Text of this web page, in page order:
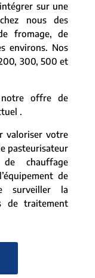
sur une
nous des
fromage, de
environs. Nos
300, 500 et
notre offre de
.
valoriser votre
pasteurisateur
chauffage
de
surveiller la
de traitement